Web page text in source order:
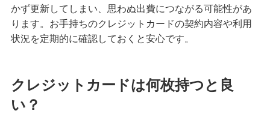
かず更新してしまい、思わぬ出費につながる可能性があ
ります。お手持ちのクレジットカードの契約内容や利用
状況を定期的に確認しておくと安心です。
クレジットカードは何枚持つと良
い？